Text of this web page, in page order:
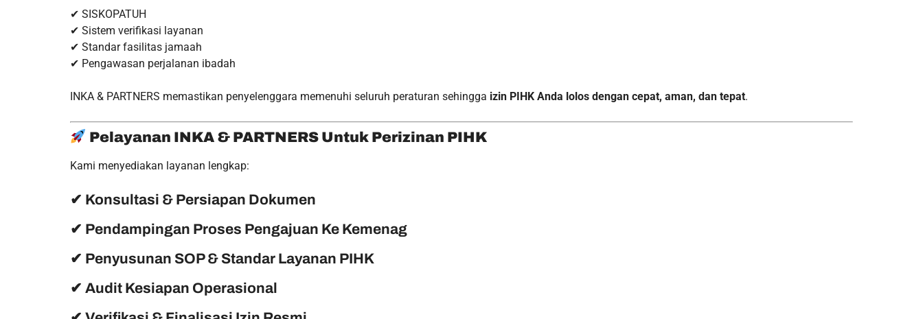
✔ SISKOPATUH
✔ Sistem verifikasi layanan
✔ Standar fasilitas jamaah
✔ Pengawasan perjalanan ibadah
INKA & PARTNERS memastikan penyelenggara memenuhi seluruh peraturan sehingga izin PIHK Anda lolos dengan cepat, aman, dan tepat.
Pelayanan INKA & PARTNERS Untuk Perizinan PIHK
Kami menyediakan layanan lengkap:
✔ Konsultasi & Persiapan Dokumen
✔ Pendampingan Proses Pengajuan Ke Kemenag
✔ Penyusunan SOP & Standar Layanan PIHK
✔ Audit Kesiapan Operasional